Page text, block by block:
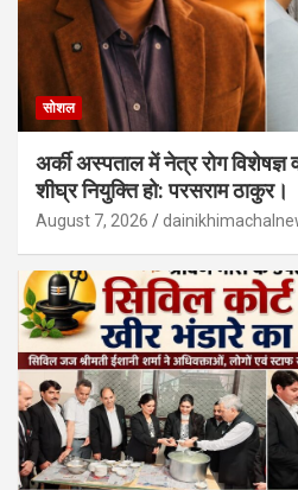
सोशल
अर्की अस्पताल में नेत्र रोग
शीघ्र नियुक्ति हो: परसराम ठाकुर।
August 7, 2026